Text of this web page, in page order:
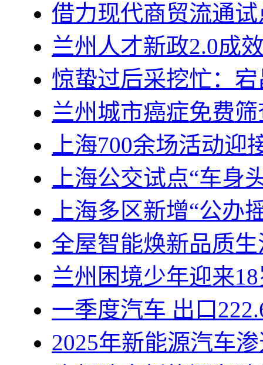
借力现代商贸流通
兰州人才新政2.0成
惊蛰过后采挖忙：
兰州城市癌症免费
上海700余场活动迎
上海公交试点“车身
上海多区新增“公办
全屋智能焕新品质
兰州困境少年迎来
一季度汽车 出口
2025年新能源汽车